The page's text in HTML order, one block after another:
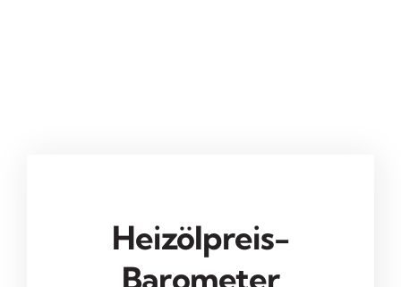
Heizölpreis-
Barometer